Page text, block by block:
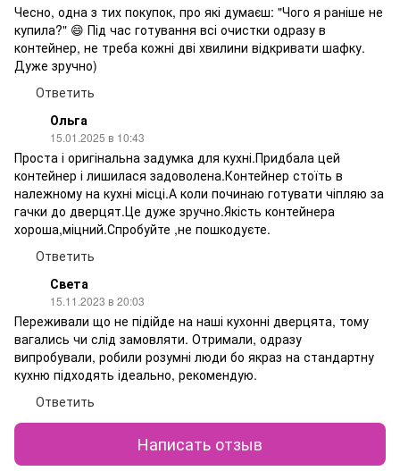
Чесно, одна з тих покупок, про які думаєш: "Чого я раніше не
купила?" 😄 Під час готування всі очистки одразу в
контейнер, не треба кожні дві хвилини відкривати шафку.
Дуже зручно)
Ответить
Ольга
15.01.2025 в 10:43
Проста і оригінальна задумка для кухні.Придбала цей
контейнер і лишилася задоволена.Контейнер стоїть в
належному на кухні місці.А коли починаю готувати чіпляю за
гачки до дверцят.Це дуже зручно.Якість контейнера
хороша,міцний.Спробуйте ,не пошкодуєте.
Ответить
Света
15.11.2023 в 20:03
Переживали що не підійде на наші кухонні дверцята, тому
вагались чи слід замовляти. Отримали, одразу
випробували, робили розумні люди бо якраз на стандартну
кухню підходять ідеально, рекомендую.
Ответить
Написать отзыв